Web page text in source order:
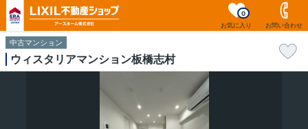
お気に入り
0
お問い合わせ
中古マンション
ウィスタリアマンション板橋志村